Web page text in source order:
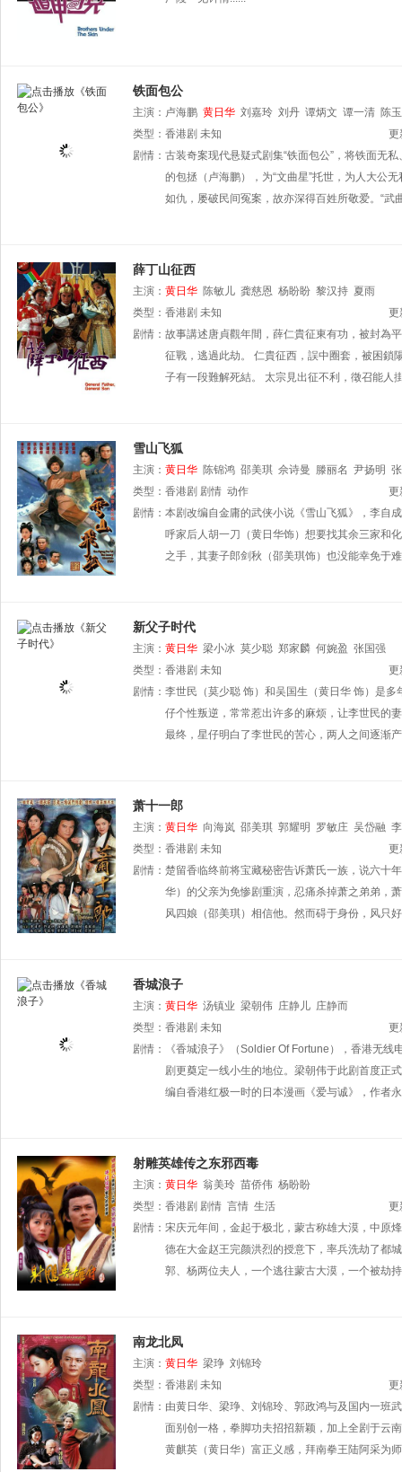
铁面包公
主演： 卢海鹏 黄日华 刘嘉玲 刘丹 谭炳文 谭一清 陈
类型： 香港剧 未知
更
剧情： 古装奇案现代悬疑式剧集“铁面包公”，将铁面无
的包拯（卢海鹏），为“文曲星”托世，为人大公
如仇，屡破民间冤案，故亦深得百姓所敬爱。“
薛丁山征西
主演： 黄日华 陈敏儿 龚慈恩 杨盼盼 黎汉持 夏雨
类型： 香港剧 未知
更
剧情： 故事講述唐貞觀年間，薛仁貴征東有功，被封為
征戰，逃過此劫。 仁貴征西，誤中圈套，被困鎖
子有一段難解死結。 太宗見出征不利，徵召能
雪山飞狐
主演： 黄日华 陈锦鸿 邵美琪 佘诗曼 滕丽名 尹扬明
类型： 香港剧 剧情 动作
更
剧情： 本剧改编自金庸的武侠小说《雪山飞狐》，李自
呼家后人胡一刀（黄日华饰）想要找其余三家和
之手，其妻子郎剑秋（邵美琪饰）也没能幸免于
新父子时代
主演： 黄日华 梁小冰 莫少聪 郑家麟 何婉盈 张国强
类型： 香港剧 未知
更
剧情： 李世民（莫少聪 饰）和吴国生（黄日华 饰）是
仔个性叛逆，常常惹出许多的麻烦，让李世民的
最终，星仔明白了李世民的苦心，两人之间逐渐
萧十一郎
主演： 黄日华 向海岚 邵美琪 郭耀明 罗敏庄 吴岱融
类型： 香港剧 未知
更
剧情： 楚留香临终前将宝藏秘密告诉萧氏一族，说六十
华）的父亲为免惨剧重演，忍痛杀掉萧之弟弟，
风四娘（邵美琪）相信他。然而碍于身份，风只
香城浪子
主演： 黄日华 汤镇业 梁朝伟 庄静儿 庄静而
类型： 香港剧 未知
更
剧情：
《香城浪子》（Soldier Of Fortune），香港无
剧更奠定一线小生的地位。梁朝伟于此剧首度正
编自香港红极一时的日本漫画《爱与诚》，作者
射雕英雄传之东邪西毒
主演： 黄日华 翁美玲 苗侨伟 杨盼盼
类型： 香港剧 剧情 言情 生活
更
剧情： 宋庆元年间，金起于极北，蒙古称雄大漠，中原
德在大金赵王完颜洪烈的授意下，率兵洗劫了都
郭、杨两位夫人，一个逃往蒙古大漠，一个被劫
南龙北凤
主演： 黄日华 梁琤 刘锦玲
类型： 香港剧 未知
更
剧情： 由黄日华、梁琤、刘锦玲、郭政鸿与及国内一班
面别创一格，拳脚功夫招招新颖，加上全剧于云
黄麒英（黄日华）富正义感，拜南拳王陆阿采为